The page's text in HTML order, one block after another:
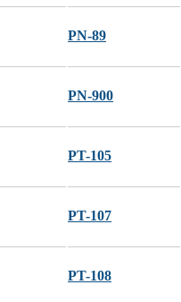
PN-89
PN-900
PT-105
PT-107
PT-108